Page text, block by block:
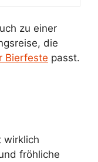
zu einer
die
Bierfeste passt.
wirklich
fröhliche